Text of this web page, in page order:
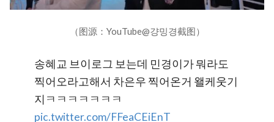
（图源：YouTube@걍밍경截图）
송혜교 브이로그 보는데 민경이가 뭐라도
찍어오라고해서 차은우 찍어온거 왤케웃기
지ㅋㅋㅋㅋㅋㅋㅋ
pic.twitter.com/FFeaCEiEnT